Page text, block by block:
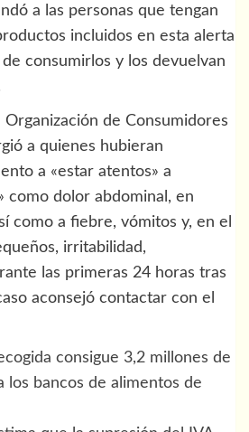
a las personas que tengan
incluidos en esta alerta
consumirlos y los devuelvan
Organización de Consumidores
a quienes hubieran
a «estar atentos» a
como dolor abdominal, en
como a fiebre, vómitos y, en el
irritabilidad,
las primeras 24 horas tras
aconsejó contactar con el
consigue 3,2 millones de
los bancos de alimentos de